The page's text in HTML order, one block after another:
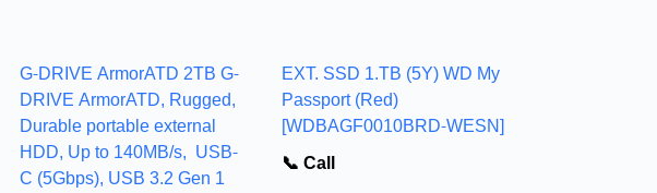
G-DRIVE ArmorATD 2TB G-
DRIVE ArmorATD, Rugged,
Durable portable external
HDD, Up to 140MB/s, USB-
C (5Gbps), USB 3.2 Gen 1
EXT. SSD 1.TB (5Y) WD My
Passport (Red)
[WDBAGF0010BRD-WESN]
📞 Call